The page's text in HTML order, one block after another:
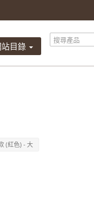
目錄
(紅色) - 大